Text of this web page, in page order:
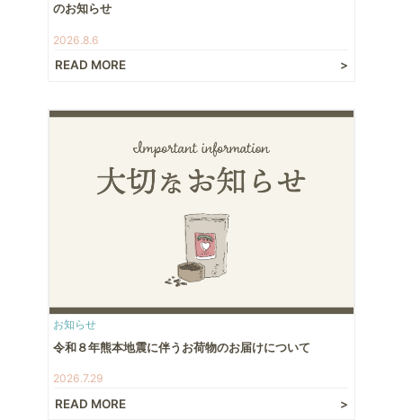
のお知らせ
2026.8.6
READ MORE
お知らせ
令和８年熊本地震に伴うお荷物のお届けについて
2026.7.29
READ MORE